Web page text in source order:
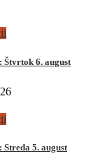
6. august
5. august